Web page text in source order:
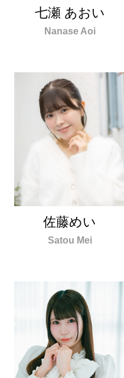
七瀬 あおい
Nanase Aoi
佐藤めい
Satou Mei